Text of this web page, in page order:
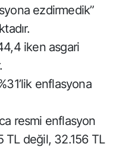
ezdirmedik”
iken asgari
enflasyona
resmi enflasyon
TL değil, 32.156 TL